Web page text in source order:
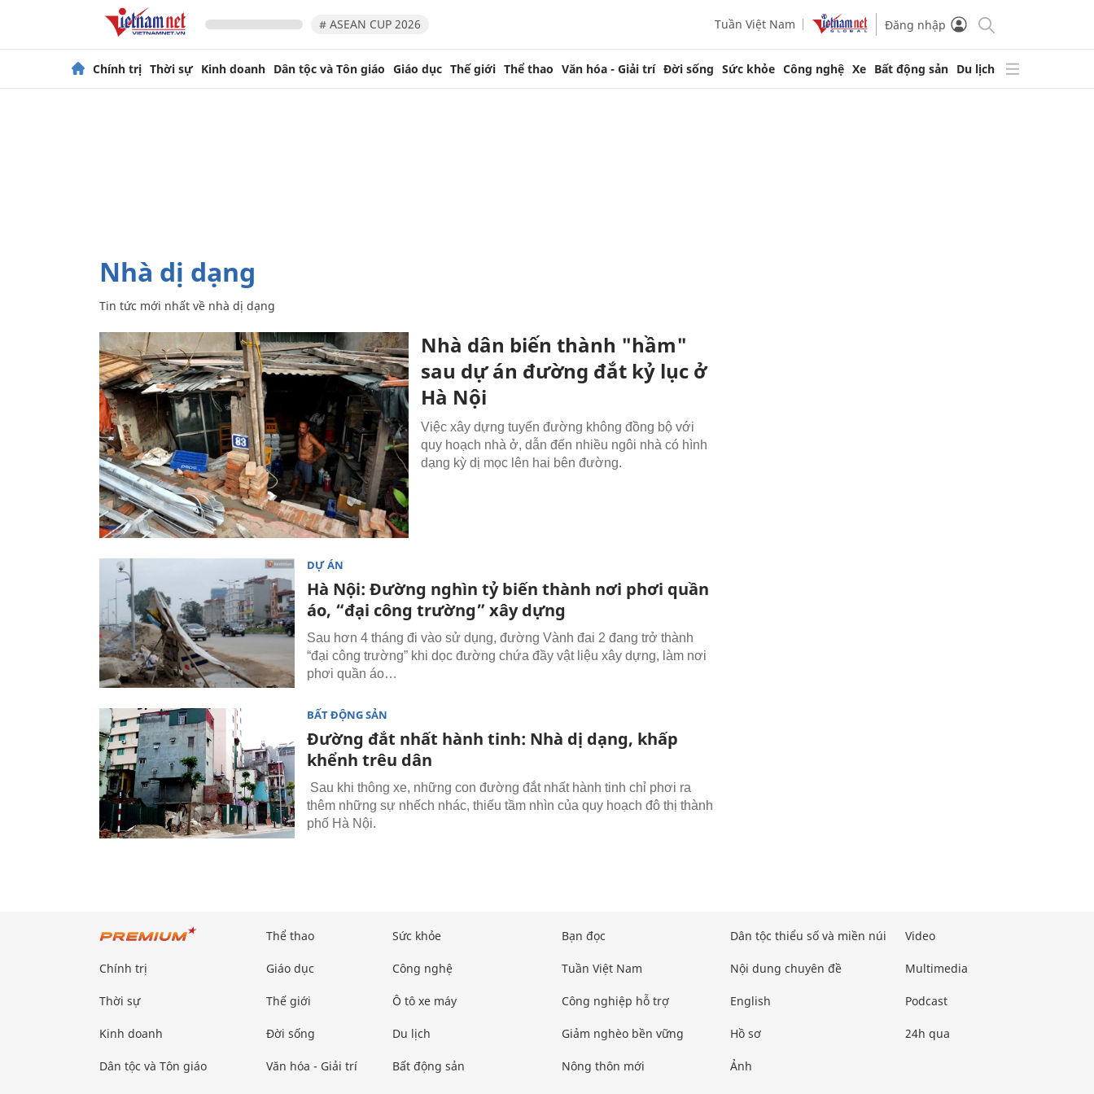
# ASEAN CUP 2026 Tuần Việt Nam Đăng nhập
Chính trị Thời sự Kinh doanh Dân tộc và Tôn giáo Giáo dục Thế giới Thể thao Văn hóa - Giải trí Đời sống Sức khỏe Công nghệ Xe Bất động sản Du lịch
nhà dị dạng
Tin tức mới nhất về nhà dị dạng
Nhà dân biến thành "hầm"
sau dự án đường đắt kỷ lục ở
Hà Nội
Việc xây dựng tuyến đường không đồng bộ với
quy hoạch nhà ở, dẫn đến nhiều ngôi nhà có hình
dạng kỳ dị mọc lên hai bên đường.
DỰ ÁN
Hà Nội: Đường nghìn tỷ biến thành nơi phơi quần
áo, “đại công trường” xây dựng
Sau hơn 4 tháng đi vào sử dụng, đường Vành đai 2 đang trở thành
“đại công trường” khi dọc đường chứa đầy vật liệu xây dựng, làm nơi
phơi quần áo…
BẤT ĐỘNG SẢN
Đường đắt nhất hành tinh: Nhà dị dạng, khấp
khểnh trêu dân
Sau khi thông xe, những con đường đắt nhất hành tinh chỉ phơi ra
thêm những sự nhếch nhác, thiếu tầm nhìn của quy hoạch đô thị thành
phố Hà Nội.
Chính trị
Thời sự
Kinh doanh
Dân tộc và Tôn giáo
Thể thao
Giáo dục
Thế giới
Đời sống
Văn hóa - Giải trí
Sức khỏe
Công nghệ
Ô tô xe máy
Du lịch
Bất động sản
Bạn đọc
Tuần Việt Nam
Công nghiệp hỗ trợ
Giảm nghèo bền vững
Nông thôn mới
Dân tộc thiểu số và miền núi
Nội dung chuyên đề
English
Hồ sơ
Ảnh
Video
Multimedia
Podcast
24h qua